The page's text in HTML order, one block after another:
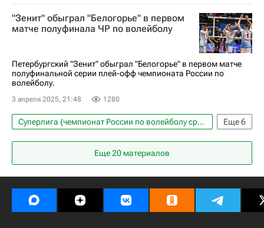
Волейбол
Спорт
Ленинградская область
Россия
Казань
Суперлига (чемпионат России по волейболу среди женщин)
Зенит (Санкт-Петербург)
"Зенит" обыграл "Белогорье" в первом
матче полуфинала ЧР по волейболу
Петербургский "Зенит" обыграл "Белогорье" в первом матче
полуфинальной серии плей-офф чемпионата России по
волейболу.
3 апреля 2025, 21:48 1280
Еще6
Суперлига (чемпионат России по волейболу среди мужчин)
Волейбол
Олимпийские игры
Тула
Белогорье (Белгород)
Зенит (Санкт-Петербург)
Еще 20 материалов